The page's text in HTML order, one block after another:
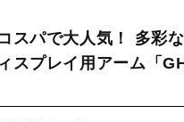
スパで大人気！ 多彩
スプレイ用アーム「